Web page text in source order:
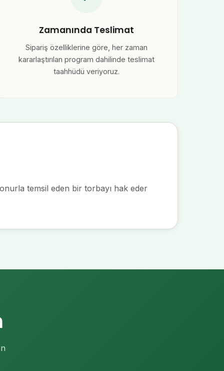
Zamanında Teslimat
Sipariş özelliklerine göre, her zaman
kararlaştırılan program dahilinde teslimat
taahhüdü veriyoruz.
onurla temsil eden bir torbayı hak eder